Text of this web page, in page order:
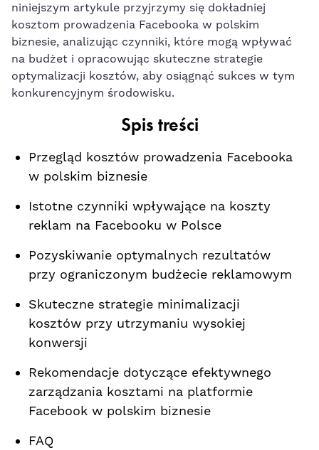
niniejszym artykule‍ przyjrzymy się dokładniej
kosztom ‌prowadzenia Facebooka w polskim
biznesie, analizując czynniki, które mogą wpływać
na budżet i opracowując skuteczne strategie
optymalizacji kosztów, aby osiągnąć‌ sukces w ⁣tym
konkurencyjnym środowisku.
Spis treści
Przegląd kosztów prowadzenia ‌Facebooka
w polskim biznesie
Istotne ⁢czynniki wpływające na koszty
reklam na Facebooku w Polsce
Pozyskiwanie ​optymalnych rezultatów
przy ograniczonym budżecie reklamowym
Skuteczne strategie‌ minimalizacji
kosztów przy‌ utrzymaniu wysokiej
konwersji
Rekomendacje dotyczące efektywnego
zarządzania kosztami na platformie​
Facebook w polskim biznesie
FAQ